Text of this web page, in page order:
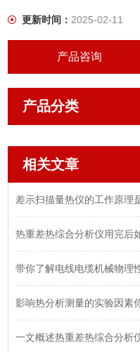
更新时间：2025-02-11
产品咨询
产品分类
相关文章
差示扫描量热仪的工作原理
热重差热综合分析仪用完后
带你了解电线电缆机械物理
影响热分析测量的实验因素
一文概述热重差热综合分析